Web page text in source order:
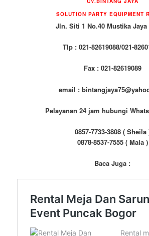
SOLUTION PARTY EQUIPMENT
Jln. Siti 1 No.40 Mustika Jaya
Tlp : 021-82619088/021-
Fax : 021-82619089
email :
Pelayanan 24 jam hubungi
0857-7733-3808 ( Sheila
0878-8537-7555 ( Mala )
Baca Juga :